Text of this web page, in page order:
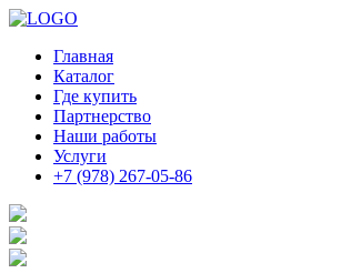
Главная
Каталог
Где купить
Партнерство
Наши работы
Услуги
+7 (978) 267-05-86